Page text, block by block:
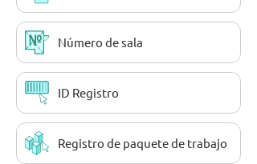
Número de sala
ID Registro
Registro de paquete de trabajo